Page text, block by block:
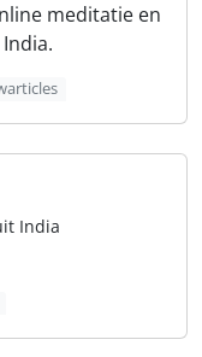
meditatie en
India